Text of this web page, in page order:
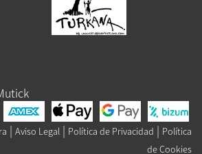
| Aviso Legal | Política de Privacidad | Política
de Cookies